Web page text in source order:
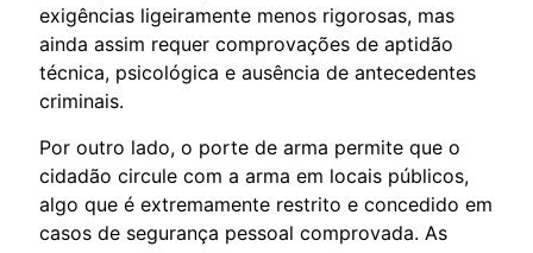
exigências ligeiramente menos rigorosas, mas
ainda assim requer comprovações de aptidão
técnica, psicológica e ausência de antecedentes
criminais.
Por outro lado, o porte de arma permite que o
cidadão circule com a arma em locais públicos,
algo que é extremamente restrito e concedido em
casos de segurança pessoal comprovada. As